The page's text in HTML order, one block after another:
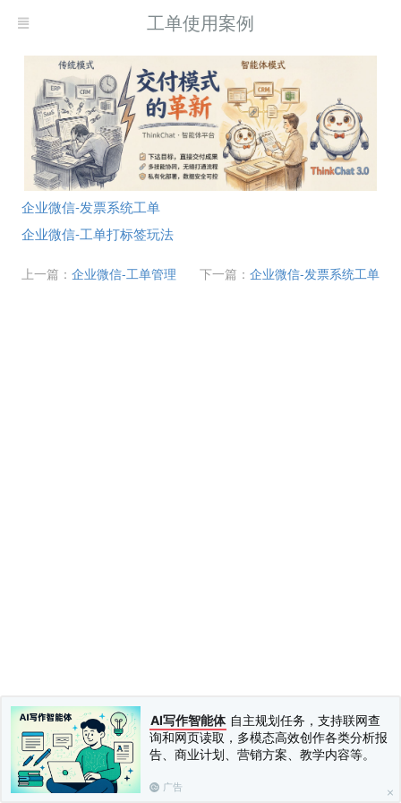
AI写作智能体 自主规划任务，支持联网查
询和网页读取，多模态高效创作各类分析报
告、商业计划、营销方案、教学内容等。
广告
工单使用案例
企业微信-发票系统工单
企业微信-工单打标签玩法
上一篇： 企业微信-工单管理 下一篇： 企业微信-发票系统工单